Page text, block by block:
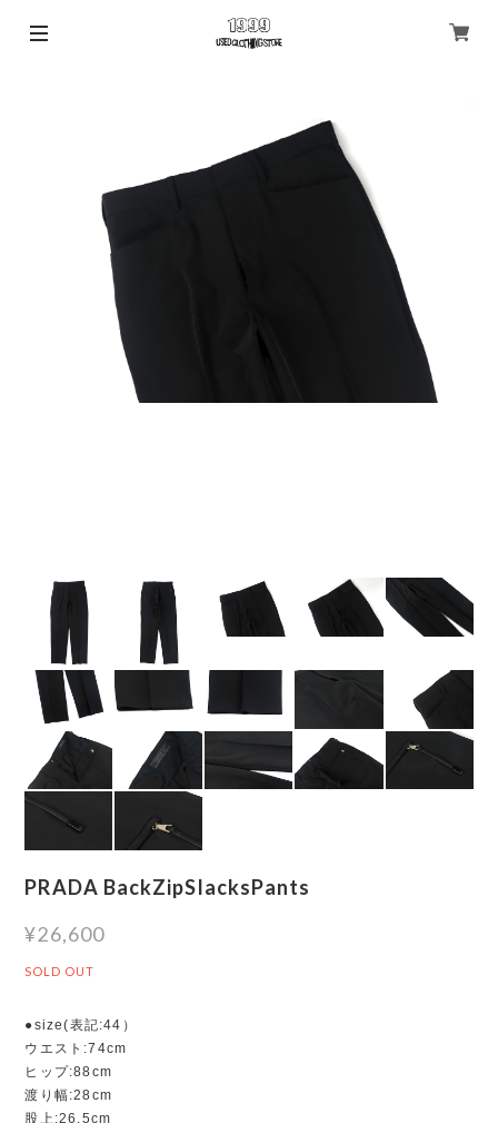
PRADA BackZipSlacksPants
¥26,600
SOLD OUT
●size(表記:44）
ウエスト:74cm
ヒップ:88cm
渡り幅:28cm
股上:26.5cm